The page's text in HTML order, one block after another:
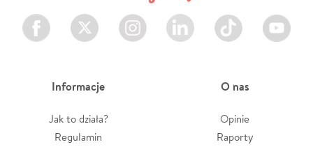
Facebook Twitter Instagram LinkedIn TikTok Youtube
Informacje
Jak to działa?
Regulamin
O nas
Opinie
Raporty